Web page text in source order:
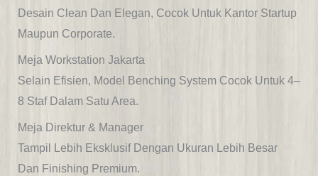
Desain Clean Dan Elegan, Cocok Untuk Kantor Startup
Maupun Corporate.
Meja Workstation Jakarta
Selain Efisien, Model Benching System Cocok Untuk 4–
8 Staf Dalam Satu Area.
Meja Direktur & Manager
Tampil Lebih Eksklusif Dengan Ukuran Lebih Besar
Dan Finishing Premium.